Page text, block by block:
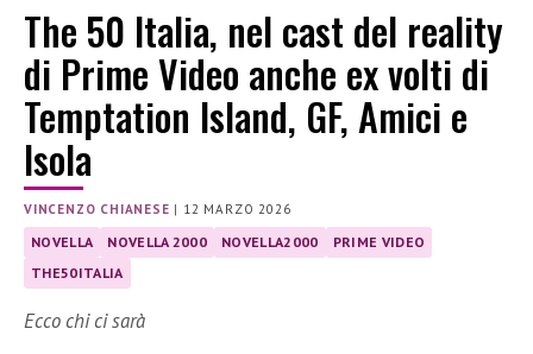
The 50 Italia, nel cast del reality
di Prime Video anche ex volti di
Temptation Island, GF, Amici e
Isola
VINCENZO CHIANESE | 12 MARZO 2026
NOVELLA NOVELLA 2000 NOVELLA2000
PRIME VIDEO
THE50ITALIA
Ecco chi ci sarà